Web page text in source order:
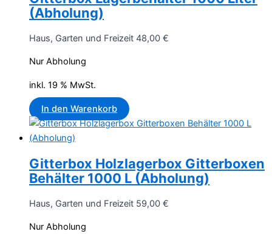
(Abholung)
Haus, Garten und Freizeit 48,00 €
Nur Abholung
inkl. 19 % MwSt.
In den Warenkorb
Gitterbox Holzlagerbox Gitterboxen
Behälter 1000 L (Abholung)
Haus, Garten und Freizeit 59,00 €
Nur Abholung